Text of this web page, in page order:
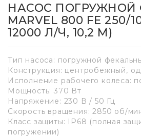
НАСОС ПОГРУЖНОЙ
MARVEL 800 FE 250/
12000 Л/Ч, 10,2 М)
Тип насоса: погружной
Конструкция: центробежный,
Исполнение рабочего колеса:
Мощность: 370 Вт
Напряжение: 230 В / 50 Гц
Скорость вращения: 2850 об/
Класс защиты: IP68 (полная
погружении)